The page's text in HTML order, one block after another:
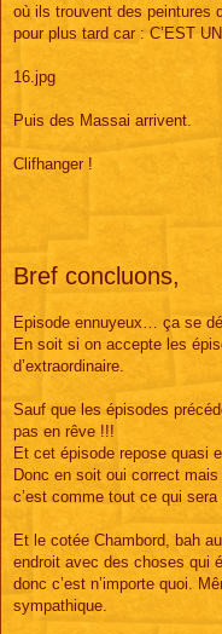
où ils trouvent des peintures
pour plus tard car : C’EST
16.jpg
Puis des Massai arrivent.
Clifhanger !
Bref concluons,
Episode ennuyeux… ça se
En soit si on accepte les
d’extraordinaire.
Sauf que les épisodes
pas en rêve !!!
Et cet épisode repose quasi
Donc en soit oui correct
c’est comme tout ce qui
Et le cotée Chambord, bah
endroit avec des choses qui
donc c’est n’importe quoi.
sympathique.